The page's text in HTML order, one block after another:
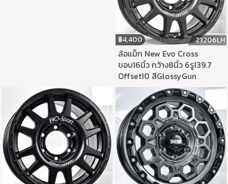
฿4,400 23206LH
ล้อแม็ก New Evo Cross
ขอบ16นิ้ว กว้าง8นิ้ว 6รู139.7
Offset10 สีGlossyGun